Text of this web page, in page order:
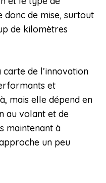
donc de mise, surtout
de kilomètres
de l’innovation
et
mais elle dépend en
au volant et de
maintenant à
un peu